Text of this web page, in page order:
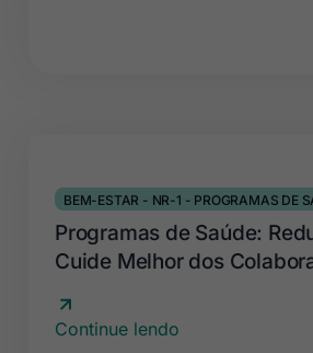
BEM-ESTAR - NR-1 - PROGRAMAS DE
Programas de Saúde:
Cuide Melhor dos
Continue lendo